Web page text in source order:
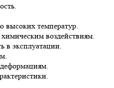
высоких температур.
воздействиям.
в эксплуатации.